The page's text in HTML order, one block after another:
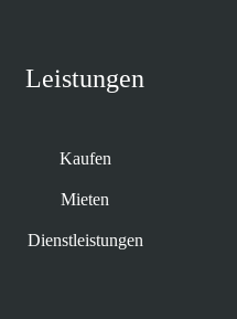
Leistungen
Kaufen
Mieten
Dienstleistungen